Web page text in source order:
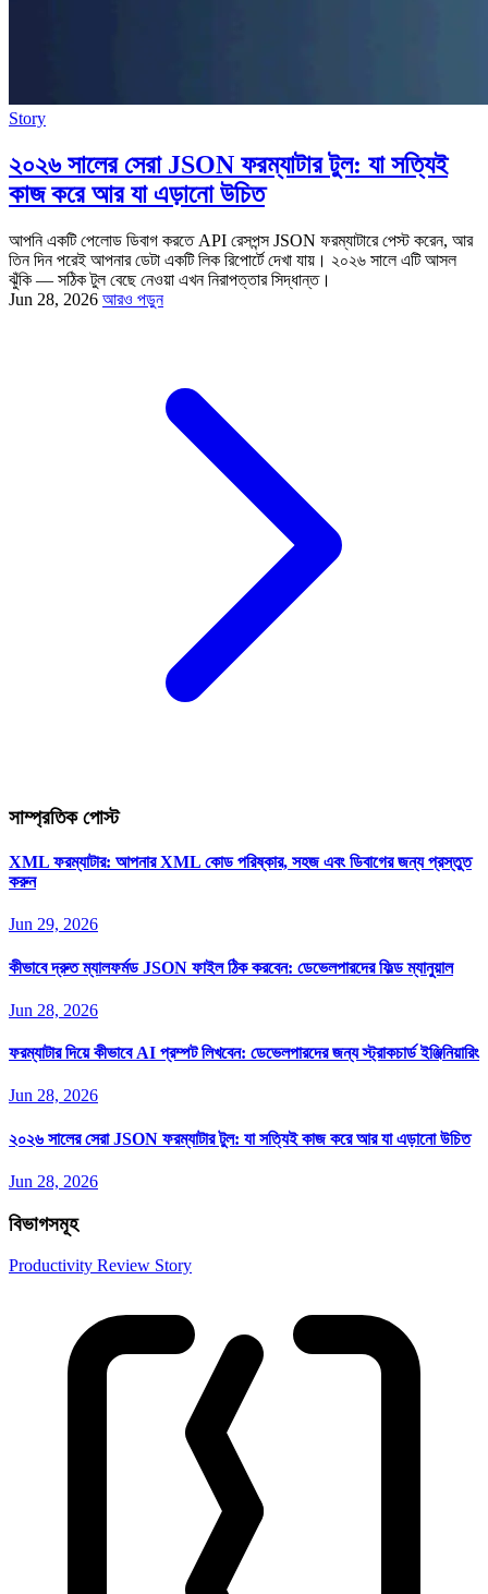
Story
২০২৬ সালের সেরা JSON ফরম্যাটার টুল: যা সত্যিই
কাজ করে আর যা এড়ানো উচিত
আপনি একটি পেলোড ডিবাগ করতে API রেসপন্স JSON ফরম্যাটারে পেস্ট করেন, আর
তিন দিন পরেই আপনার ডেটা একটি লিক রিপোর্টে দেখা যায়। ২০২৬ সালে এটি আসল
ঝুঁকি — সঠিক টুল বেছে নেওয়া এখন নিরাপত্তার সিদ্ধান্ত।
Jun 28, 2026 আরও পড়ুন
সাম্প্রতিক পোস্ট
XML ফরম্যাটার: আপনার XML কোড পরিষ্কার, সহজ এবং ডিবাগের জন্য প্রস্তুত
করুন
Jun 29, 2026
কীভাবে দ্রুত ম্যালফর্মড JSON ফাইল ঠিক করবেন: ডেভেলপারদের ফিল্ড ম্যানুয়াল
Jun 28, 2026
ফরম্যাটার দিয়ে কীভাবে AI প্রম্পট লিখবেন: ডেভেলপারদের জন্য স্ট্রাকচার্ড ইঞ্জিনিয়ারিং
Jun 28, 2026
২০২৬ সালের সেরা JSON ফরম্যাটার টুল: যা সত্যিই কাজ করে আর যা এড়ানো উচিত
Jun 28, 2026
বিভাগসমূহ
Productivity Review Story